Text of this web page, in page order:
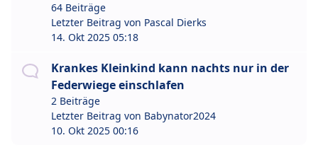
64 Beiträge
Letzter Beitrag von Pascal Dierks
14. Okt 2025 05:18
Krankes Kleinkind kann nachts nur in der
Federwiege einschlafen
2 Beiträge
Letzter Beitrag von Babynator2024
10. Okt 2025 00:16